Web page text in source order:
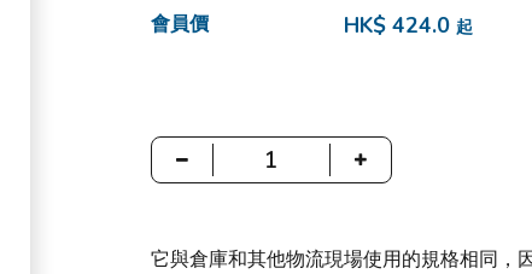
會員價 HK$ 424.0 起
它與倉庫和其他物流現場使用的規格相同，